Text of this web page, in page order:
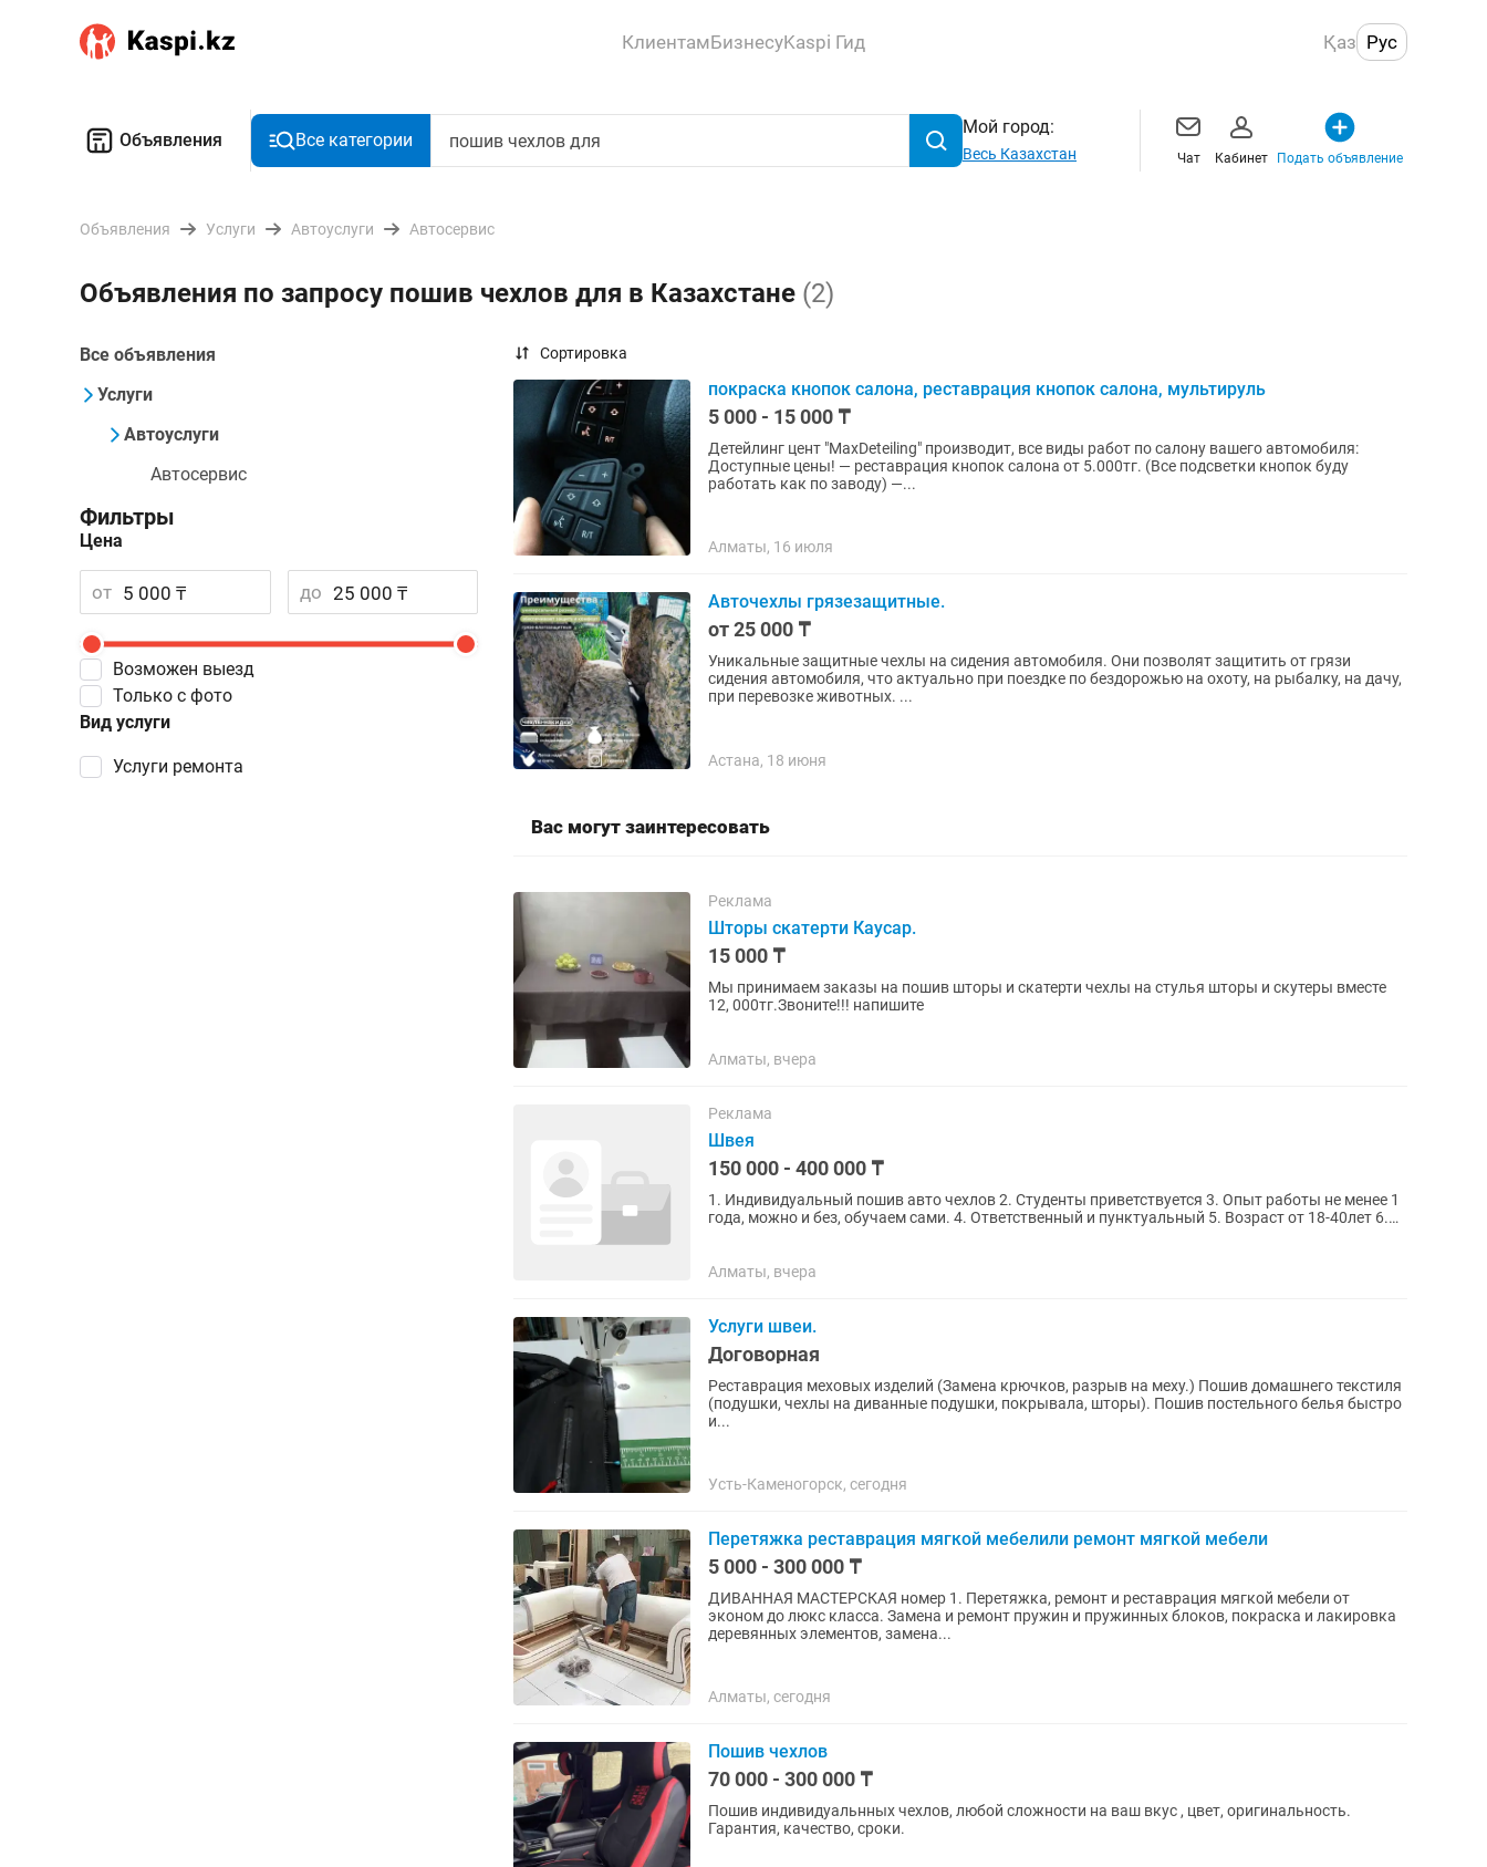
КлиентамБизнесуKaspi Гид Қаз Рус
Объявления Все категории
Мой город:
Весь Казахстан Чат Кабинет Подать объявление
Объявления Услуги Автоуслуги Автосервис
Объявления по запросу пошив чехлов для в Казахстане (2)
Все объявления
Услуги
Автоуслуги
Автосервис
Фильтры
Цена
от до
Возможен выезд
Вид услуги
услуги ремонта
Только с фото
Сортировка
покраска кнопок салона, реставрация кнопок салона, мультируль
5 000 - 15 000 ₸
Детейлинг цент "MaxDeteiling" производит, все виды работ по салону вашего автомобиля:
Доступные цены! — реставрация кнопок салона от 5.000тг. (Все подсветки кнопок буду
работать как по заводу) —...
Алматы, 16 июля
Авточехлы грязезащитные.
от 25 000 ₸
Уникальные защитные чехлы на сидения автомобиля. Они позволят защитить от грязи
сидения автомобиля, что актуально при поездке по бездорожью на охоту, на рыбалку, на дачу,
при перевозке животных. ...
Астана, 18 июня
Вас могут заинтересовать
Реклама
Шторы скатерти Каусар.
15 000 ₸
Мы принимаем заказы на пошив шторы и скатерти чехлы на стулья шторы и скутеры вместе
12, 000тг.Звоните!!! напишите
Алматы, вчера
Реклама
Швея
150 000 - 400 000 ₸
1. Индивидуальный пошив авто чехлов 2. Студенты приветствуется 3. Опыт работы не менее 1
года, можно и без, обучаем сами. 4. Ответственный и пунктуальный 5. Возраст от 18-40лет 6.
Алматы, вчера
Услуги швеи.
Договорная
Реставрация меховых изделий (Замена крючков, разрыв на меху.) Пошив домашнего текстиля
(подушки, чехлы на диванные подушки, покрывала, шторы). Пошив постельного белья быстро
и...
Усть-Каменогорск, сегодня
Перетяжка реставрация мягкой мебелили ремонт мягкой мебели
5 000 - 300 000 ₸
ДИВАННАЯ МАСТЕРСКАЯ номер 1. Перетяжка, ремонт и реставрация мягкой мебели от
эконом до люкс класса. Замена и ремонт пружин и пружинных блоков, покраска и лакировка
деревянных элементов, замена...
Алматы, сегодня
Пошив чехлов
70 000 - 300 000 ₸
Пошив индивидуальнных чехлов, любой сложности на ваш вкус , цвет, оригинальность.
Гарантия, качество, сроки.